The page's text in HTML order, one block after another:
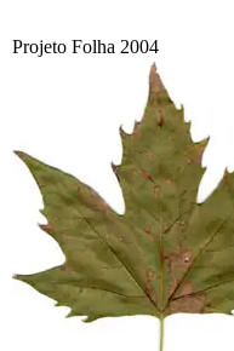
Projeto Folha 2004